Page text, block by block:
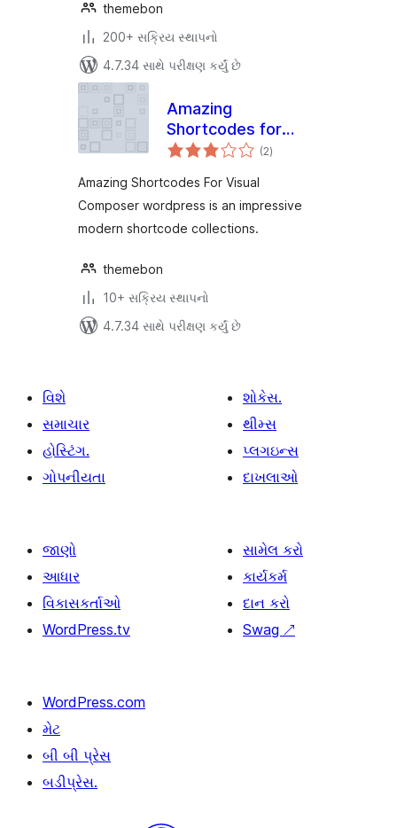
themebon
200+ સક્રિય સ્થાપનો
4.7.34 સાથે પરીક્ષણ કર્યું છે
Amazing
Shortcodes for
Visual Composer
(2કુલ
રેટિંગ્સ
)
Amazing Shortcodes For Visual
Composer wordpress is an impressive
modern shortcode collections.
themebon
10+ સક્રિય સ્થાપનો
4.7.34 સાથે પરીક્ષણ કર્યું છે
વિશે
સમાચાર
હોસ્ટિંગ.
ગોપનીયતા
શોકેસ.
થીમ્સ
પ્લગઇન્સ
દાખલાઓ
જાણો
આધાર
વિકાસકર્તાઓ
WordPress.tv
સામેલ કરો
કાર્યકર્મ
દાન કરો
Swag ↗
WordPress.com
મેટ
બી બી પ્રેસ
બડીપ્રેસ.